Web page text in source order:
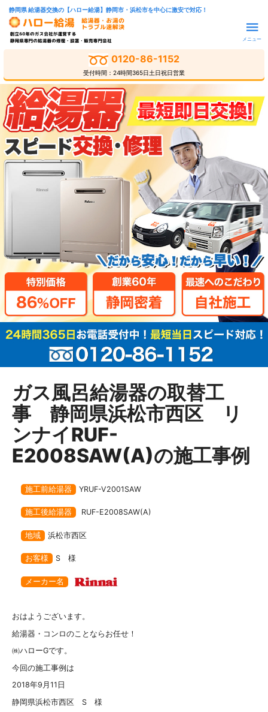
静岡県 給湯器交換の【ハロー給湯】静岡市・浜松市を中心に激安で対応！
メニュー
0120-86-1152
受付時間：24時間365日土日祝日営業
ガス風呂給湯器の取替工
事 静岡県浜松市西区 リ
ンナイRUF-
E2008SAW(A)の施工事例
施工前給湯器 YRUF-V2001SAW
施工後給湯器 RUF-E2008SAW(A)
地域 浜松市西区
お客様 S 様
メーカー名
おはようございます。
給湯器・コンロのことならお任せ！
㈱ハローGです。
今回の施工事例は
2018年9月11日
静岡県浜松市西区 S 様